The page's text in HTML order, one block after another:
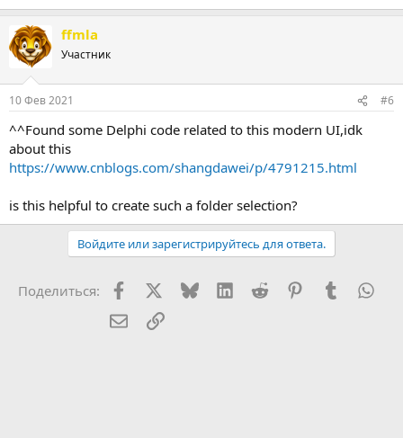
ffmla
Участник
10 Фев 2021 #6
^^Found some Delphi code related to this modern UI,idk
about this
https://www.cnblogs.com/shangdawei/p/4791215.html
is this helpful to create such a folder selection?
Войдите или зарегистрируйтесь для ответа.
Поделиться: FacebookX (Twitter)
BlueskyLinkedInReddit PinterestTumblr
Электронная почта
Ссылка